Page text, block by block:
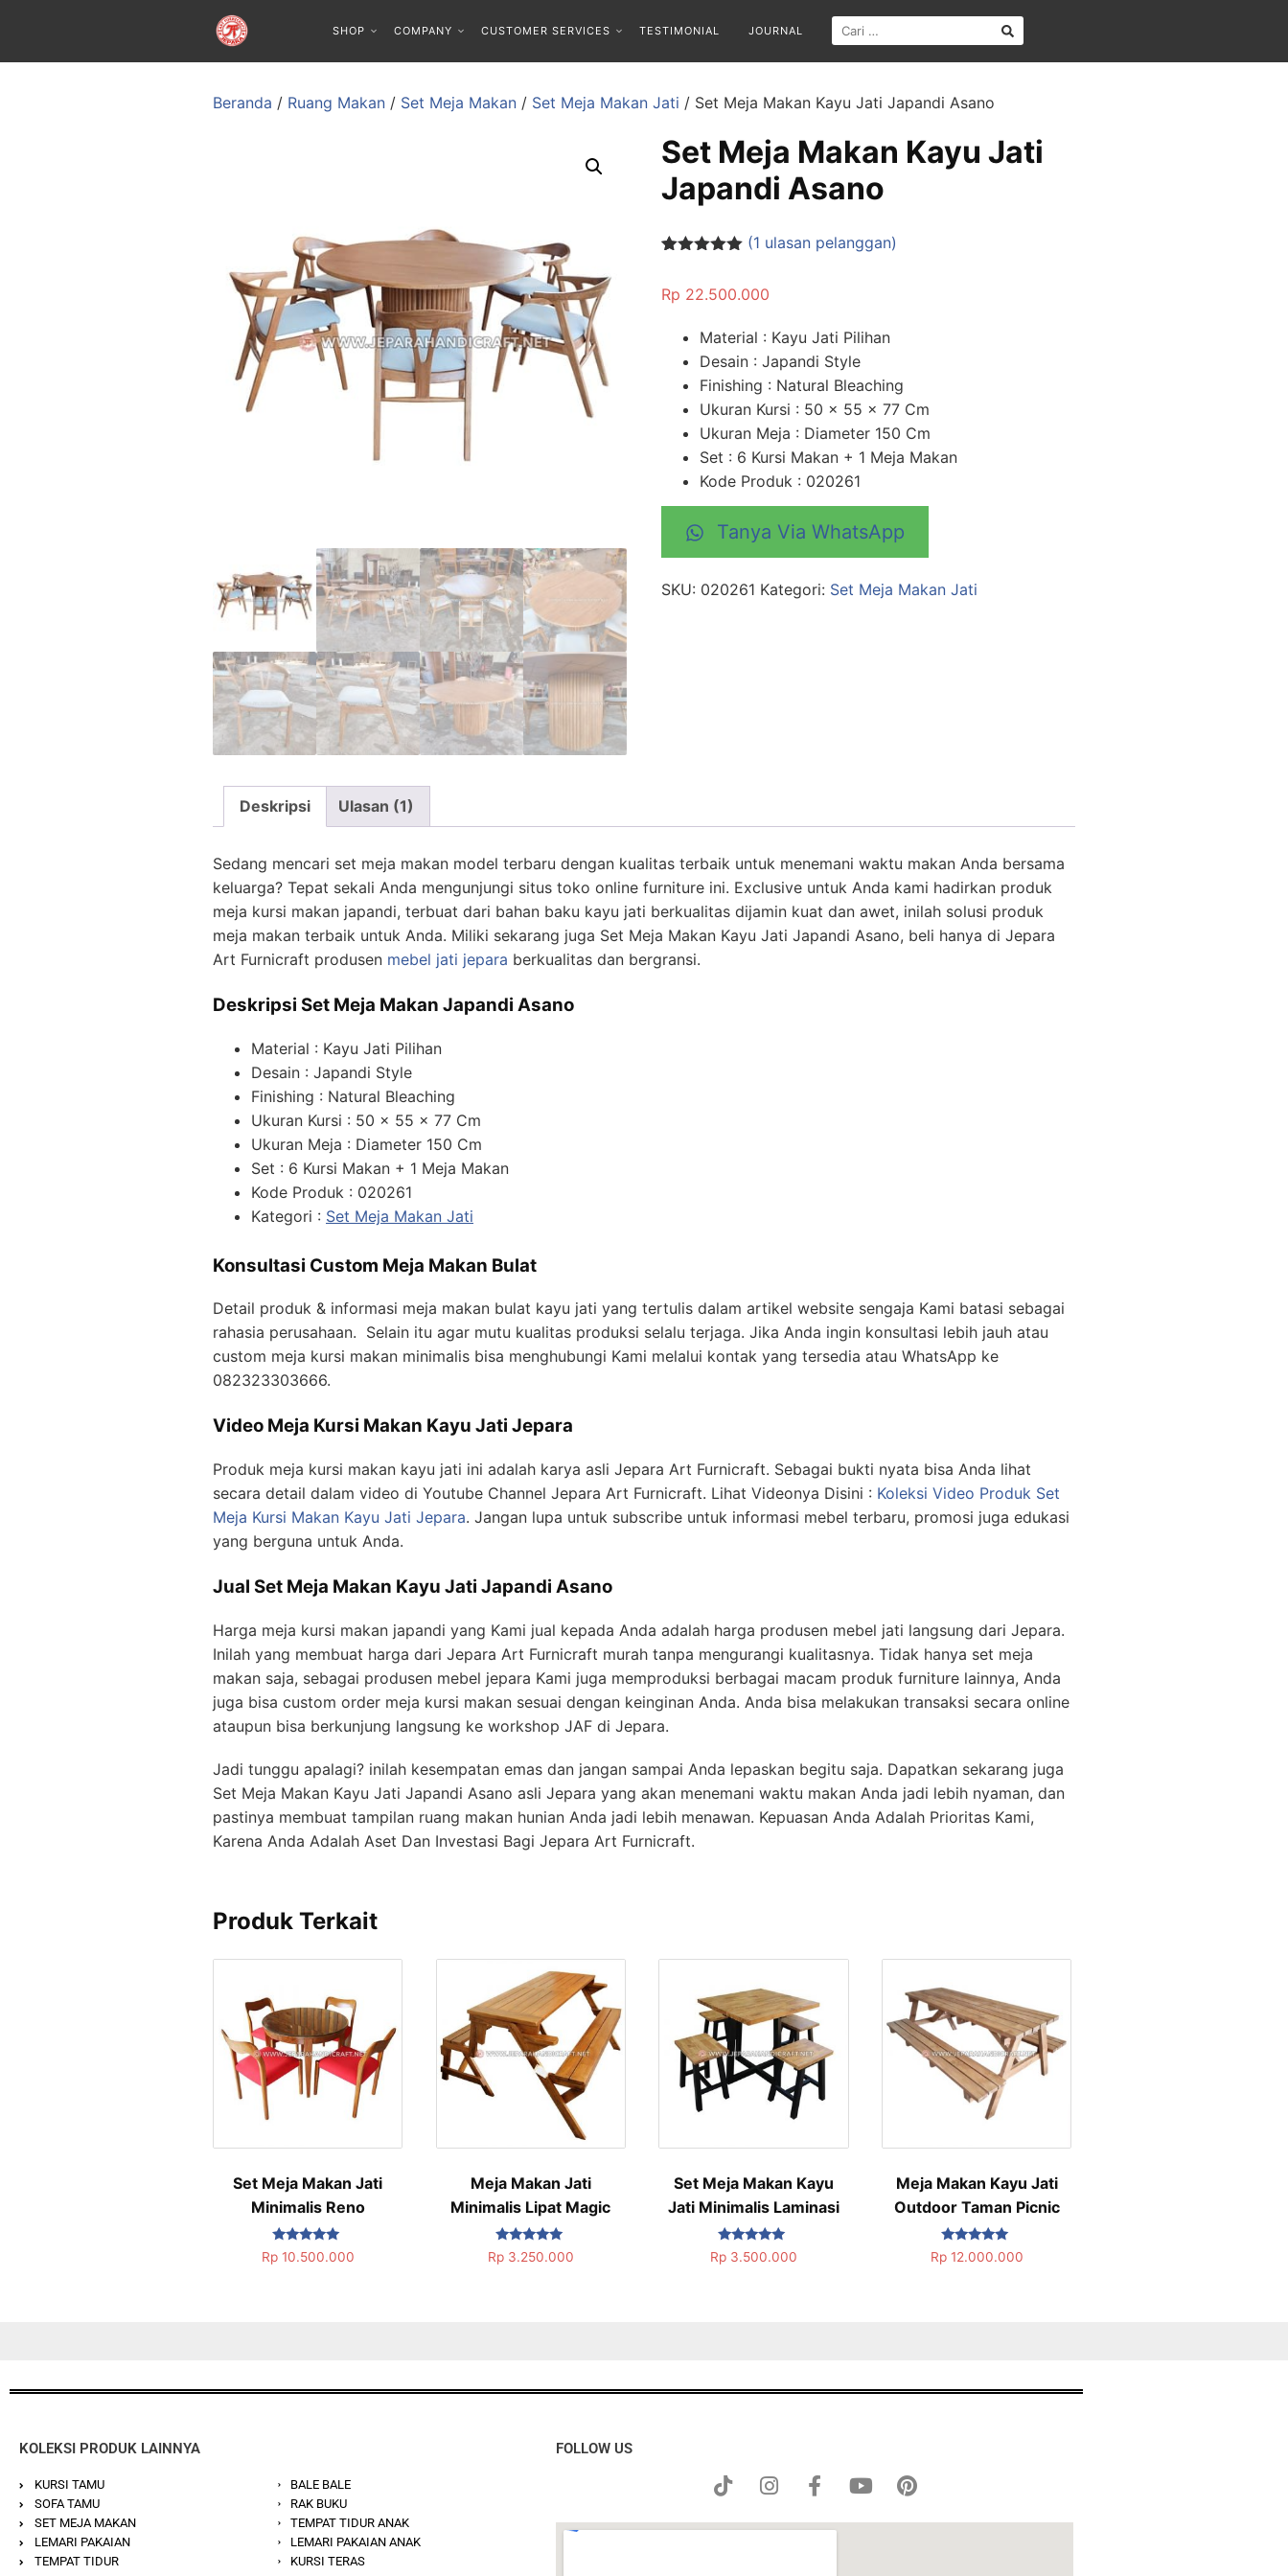
SHOP COMPANY CUSTOMER SERVICES TESTIMONIAL JOURNAL
Beranda / Ruang Makan / Set Meja Makan / Set Meja Makan Jati / Set Meja Makan Kayu Jati Japandi Asano
Set Meja Makan Kayu Jati
Japandi Asano
berdasarka
(1 ulasan pelanggan)
Rp 22.500.000
Material : Kayu Jati Pilihan
Desain : Japandi Style
Finishing : Natural Bleaching
Ukuran Kursi : 50 x 55 x 77 Cm
Ukuran Meja : Diameter 150 Cm
Set : 6 Kursi Makan + 1 Meja Makan
Kode Produk : 020261
Tanya Via WhatsApp
SKU: 020261 Kategori: Set Meja Makan Jati
Deskripsi Ulasan (1)
Sedang mencari set meja makan model terbaru dengan kualitas terbaik untuk menemani waktu makan Anda bersama
keluarga? Tepat sekali Anda mengunjungi situs toko online furniture ini. Exclusive untuk Anda kami hadirkan produk
meja kursi makan japandi, terbuat dari bahan baku kayu jati berkualitas dijamin kuat dan awet, inilah solusi produk
meja makan terbaik untuk Anda. Miliki sekarang juga Set Meja Makan Kayu Jati Japandi Asano, beli hanya di Jepara
Art Furnicraft produsen mebel jati jepara berkualitas dan bergransi.
Deskripsi Set Meja Makan Japandi Asano
Material : Kayu Jati Pilihan
Desain : Japandi Style
Finishing : Natural Bleaching
Ukuran Kursi : 50 x 55 x 77 Cm
Ukuran Meja : Diameter 150 Cm
Set : 6 Kursi Makan + 1 Meja Makan
Kode Produk : 020261
Kategori : Set Meja Makan Jati
Konsultasi Custom Meja Makan Bulat
Detail produk & informasi meja makan bulat kayu jati yang tertulis dalam artikel website sengaja Kami batasi sebagai
rahasia perusahaan. Selain itu agar mutu kualitas produksi selalu terjaga. Jika Anda ingin konsultasi lebih jauh atau
custom meja kursi makan minimalis bisa menghubungi Kami melalui kontak yang tersedia atau WhatsApp ke
082323303666.
Video Meja Kursi Makan Kayu Jati Jepara
Produk meja kursi makan kayu jati ini adalah karya asli Jepara Art Furnicraft. Sebagai bukti nyata bisa Anda lihat
secara detail dalam video di Youtube Channel Jepara Art Furnicraft. Lihat Videonya Disini : Koleksi Video Produk Set
Meja Kursi Makan Kayu Jati Jepara. Jangan lupa untuk subscribe untuk informasi mebel terbaru, promosi juga edukasi
yang berguna untuk Anda.
Jual Set Meja Makan Kayu Jati Japandi Asano
Harga meja kursi makan japandi yang Kami jual kepada Anda adalah harga produsen mebel jati langsung dari Jepara.
Inilah yang membuat harga dari Jepara Art Furnicraft murah tanpa mengurangi kualitasnya. Tidak hanya set meja
makan saja, sebagai produsen mebel jepara Kami juga memproduksi berbagai macam produk furniture lainnya, Anda
juga bisa custom order meja kursi makan sesuai dengan keinginan Anda. Anda bisa melakukan transaksi secara online
ataupun bisa berkunjung langsung ke workshop JAF di Jepara.
Jadi tunggu apalagi? inilah kesempatan emas dan jangan sampai Anda lepaskan begitu saja. Dapatkan sekarang juga
Set Meja Makan Kayu Jati Japandi Asano asli Jepara yang akan menemani waktu makan Anda jadi lebih nyaman, dan
pastinya membuat tampilan ruang makan hunian Anda jadi lebih menawan. Kepuasan Anda Adalah Prioritas Kami,
Karena Anda Adalah Aset Dan Investasi Bagi Jepara Art Furnicraft.
Produk Terkait
Set Meja Makan Jati
Minimalis Reno
Dinilai
5.00
Rp10.500.000
Meja Makan Jati
Minimalis Lipat Magic
Dinilai
5.00
Rp3.250.000
Set Meja Makan Kayu
Jati Minimalis Laminasi
Dinilai
5.00
Rp3.500.000
Meja Makan Kayu Jati
Outdoor Taman Picnic
Dinilai
5.00
Rp12.000.000
KOLEKSI PRODUK LAINNYA
KURSI TAMU
SOFA TAMU
SET MEJA MAKAN
LEMARI PAKAIAN
TEMPAT TIDUR
BALE BALE
RAK BUKU
TEMPAT TIDUR ANAK
LEMARI PAKAIAN ANAK
KURSI TERAS
FOLLOW US